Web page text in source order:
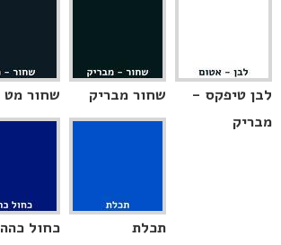
לבן טיפקס -
מבריק
שחור מבריק שחור מט
תכלת כחול כהה